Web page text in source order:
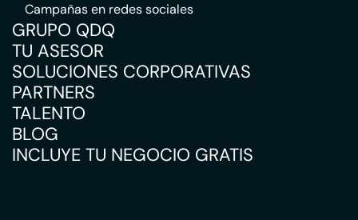
Campañas en redes sociales
GRUPO QDQ
TU ASESOR
SOLUCIONES CORPORATIVAS
PARTNERS
TALENTO
BLOG
INCLUYE TU NEGOCIO GRATIS